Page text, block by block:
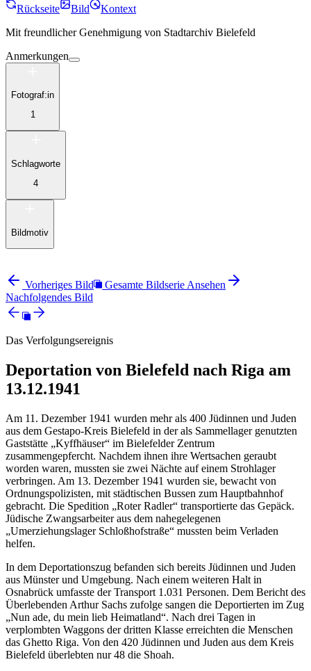
Rückseite Bild
Kontext
Mit freundlicher Genehmigung von Stadtarchiv Bielefeld
Anmerkungen
Fotograf:in
1
Schlagworte
4
Bildmotiv
Vorheriges Bild
Gesamte Bildserie Ansehen
Nachfolgendes Bild
Das Verfolgungsereignis
Deportation von Bielefeld nach Riga am
13.12.1941
Am 11. Dezember 1941 wurden mehr als 400 Jüdinnen und Juden
aus dem Gestapo-Kreis Bielefeld in der als Sammellager genutzten
Gaststätte „Kyffhäuser“ im Bielefelder Zentrum
zusammengepfercht. Nachdem ihnen ihre Wertsachen geraubt
worden waren, mussten sie zwei Nächte auf einem Strohlager
verbringen. Am 13. Dezember 1941 wurden sie, bewacht von
Ordnungspolizisten, mit städtischen Bussen zum Hauptbahnhof
gebracht. Die Spedition „Roter Radler“ transportierte das Gepäck.
Jüdische Zwangsarbeiter aus dem nahegelegenen
„Umerziehungslager Schloßhofstraße“ mussten beim Verladen
helfen.
In dem Deportationszug befanden sich bereits Jüdinnen und Juden
aus Münster und Umgebung. Nach einem weiteren Halt in
Osnabrück umfasste der Transport 1.031 Personen. Dem Bericht des
Überlebenden Arthur Sachs zufolge sangen die Deportierten im Zug
„Nun ade, du mein lieb Heimatland“. Nach drei Tagen in
verplombten Waggons der dritten Klasse erreichten die Menschen
das Ghetto Riga. Von den 420 Jüdinnen und Juden aus dem Kreis
Bielefeld überlebten nur 48 die Shoah.